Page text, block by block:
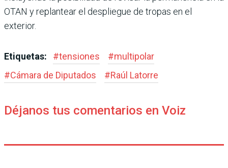
OTAN y replantear el despliegue de tropas en el
exterior.
Etiquetas: #tensiones #multipolar
#Cámara de Diputados #Raúl Latorre
Déjanos tus comentarios en Voiz